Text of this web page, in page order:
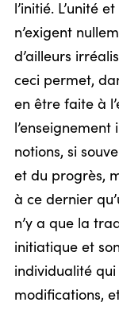
l’initié. L’unité
n’exigent
d’ailleurs
ceci permet,
en être faite à
notions, si
et du progrès,
à ce dernier
n’y a que la
initiatique et
individualité
modifications,